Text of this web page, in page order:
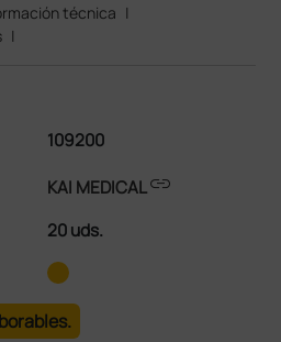
técnica |
|
109200
KAI MEDICALlink
20 uds.